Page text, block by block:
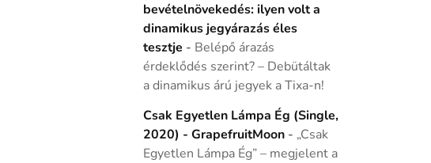
bevételnövekedés: ilyen volt a
dinamikus jegyárazás éles
tesztje - Belépő árazás
érdeklődés szerint? – Debütáltak
a dinamikus árú jegyek a Tixa-n!
Csak Egyetlen Lámpa Ég (Single,
2020) - GrapefruitMoon- „Csak
Egyetlen Lámpa Ég” – megjelent a